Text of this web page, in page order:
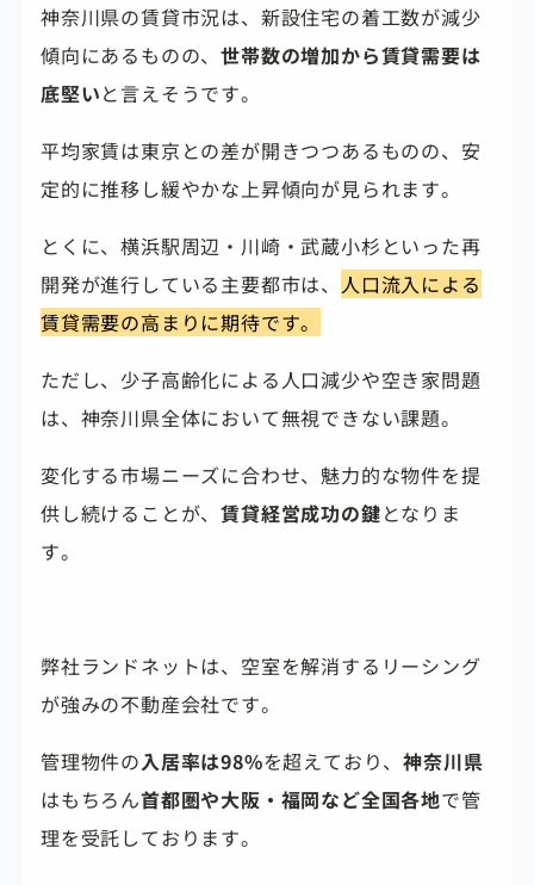
神奈川県の賃貸市況は、新設住宅の着工数が減少
傾向にあるものの、世帯数の増加から賃貸需要は
底堅いと言えそうです。
平均家賃は東京との差が開きつつあるものの、安
定的に推移し緩やかな上昇傾向が見られます。
とくに、横浜駅周辺・川崎・武蔵小杉といった再
開発が進行している主要都市は、 人口流入による
賃貸需要の高まりに期待です。
ただし、少子高齢化による人口減少や空き家問題
は、神奈川県全体において無視できない課題。
変化する市場ニーズに合わせ、魅力的な物件を提
供し続けることが、賃貸経営成功の鍵となりま
す。
弊社ランドネットは、空室を解消するリーシング
が強みの不動産会社です。
管理物件の入居率は98%を超えており、神奈川県
はもちろん首都圏や大阪・福岡など全国各地で管
理を受託しております。